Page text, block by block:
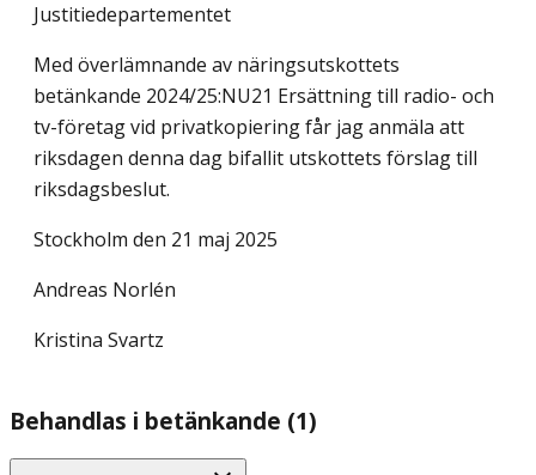
Justitiedepartementet
Med överlämnande av näringsutskottets
betänkande 2024/25:NU21 Ersättning till radio- och
tv-företag vid privatkopiering får jag anmäla att
riksdagen denna dag bifallit utskottets förslag till
riksdagsbeslut.
Stockholm den 21 maj 2025
Andreas Norlén
Kristina Svartz
Behandlas i betänkande (1)